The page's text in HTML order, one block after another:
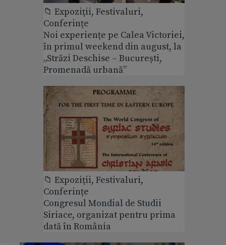
📁 Expoziţii, Festivaluri,
Conferințe
Noi experiențe pe Calea Victoriei,
în primul weekend din august, la
„Străzi Deschise – București,
Promenadă urbană”
📁 Expoziţii, Festivaluri,
Conferințe
Congresul Mondial de Studii
Siriace, organizat pentru prima
dată în România